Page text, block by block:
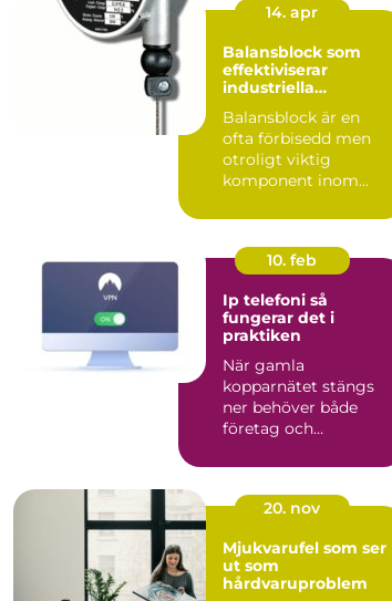
14. apr
Balansblock som
effektiviserar
industriella
Balansblock är en
ofta förbisedd men
otroligt viktig
komponent inom
10. feb
Ip telefoni så
fungerar det i
praktiken
När gamla
kopparnätet stängs
ner behöver både
företag och
över sin telefoni.
Många...
20. nov
Mjukvarufel som ser
ut som
hårdvaruproblem